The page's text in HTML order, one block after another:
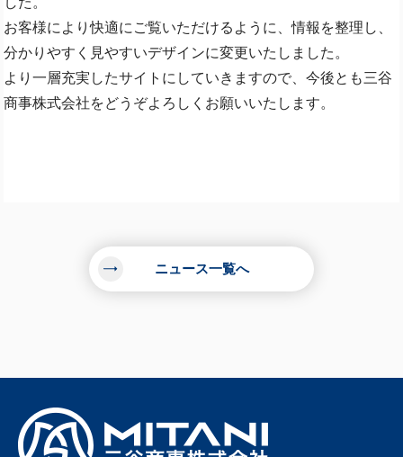
お客様により快適にご覧いただけるように、情報を整理し、
分かりやすく見やすいデザインに変更いたしました。
より一層充実したサイトにしていきますので、今後とも三谷
商事株式会社をどうぞよろしくお願いいたします。
ニュース一覧へ